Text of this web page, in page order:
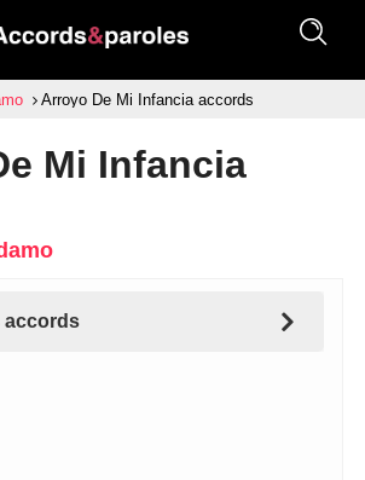
Arroyo De Mi Infancia accords
Mi Infancia
accords